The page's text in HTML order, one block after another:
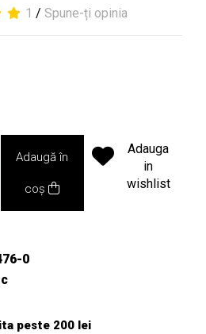
1 / Spune-ți opinia
Adaugă în
coș
Adauga
in
wishlist
0
peste 200 lei